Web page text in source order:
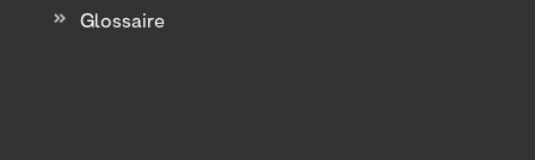
Glossaire